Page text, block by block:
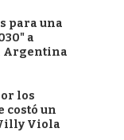
para una
a
Argentina
los
costó un
Viola